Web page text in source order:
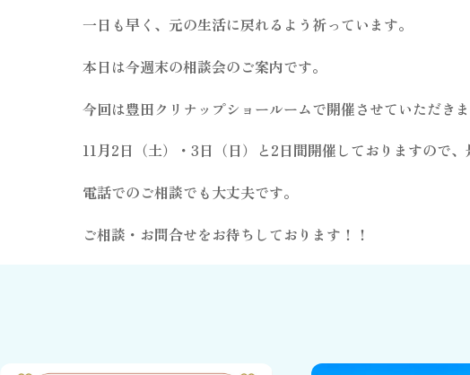
一日も早く、元の生活に戻れるよう祈っています。
本日は今週末の相談会のご案内です。
今回は豊田クリナップショールームで開催させていただきま
11月2日（土）・3日（日）と2日間開催しておりますので、
電話でのご相談でも大丈夫です。
ご相談・お問合せをお待ちしております！！